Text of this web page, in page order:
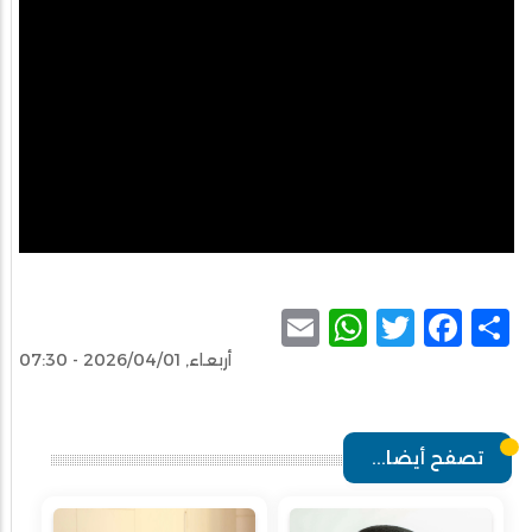
Share
Facebook
Twitter
WhatsApp
أربعاء, 2026/04/01 - 07:30
تصفح أيضا...